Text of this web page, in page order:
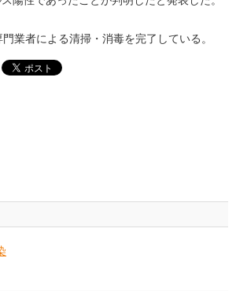
業者による清掃・消毒を完了している。